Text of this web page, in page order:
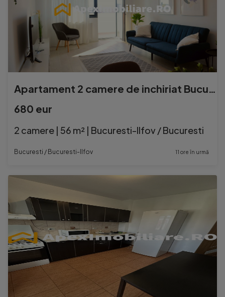
Apartament 2 camere de inchiriat București | ApexImobiliar
680 eur
2 camere | 56 m² | Bucuresti-Ilfov / Bucuresti
Bucuresti / Bucuresti-Ilfov 11 ore în urmă